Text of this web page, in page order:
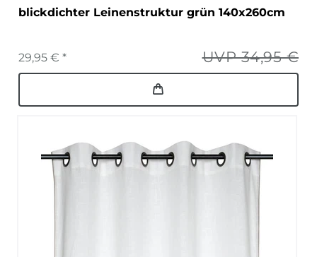
blickdichter Leinenstruktur grün 140x260cm
UVP 34,95 €
29,95 € *